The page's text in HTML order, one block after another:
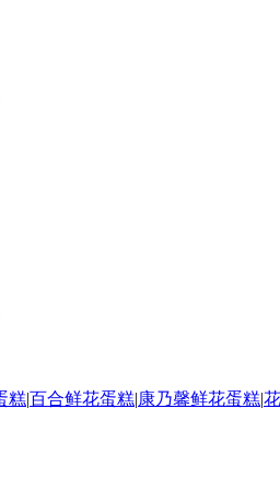
糕|百合鲜花蛋糕|康乃馨鲜花蛋糕|